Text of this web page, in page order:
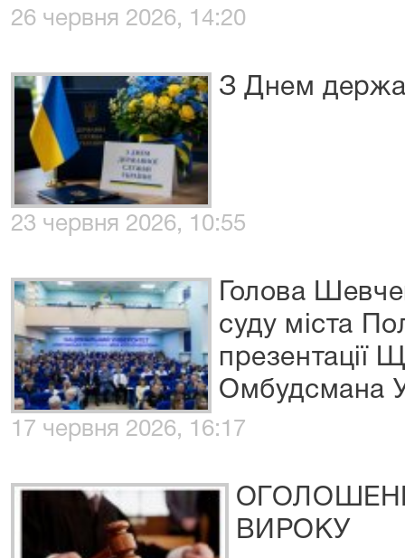
26 червня 2026, 14:20
З Днем
23 червня 2026, 10:55
Голова
суду міста
презентації
Омбудсмана
17 червня 2026, 16:17
ВИРОКУ